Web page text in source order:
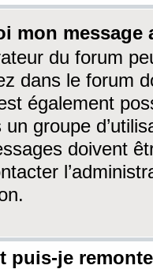
mon message
du forum
dans le forum
également
un groupe
doivent
puis-je